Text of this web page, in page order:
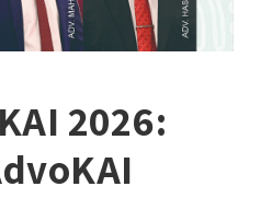
2026: